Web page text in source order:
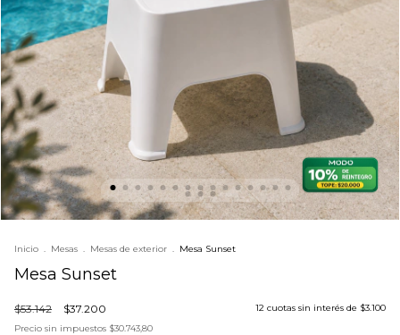
Inicio . Mesas . Mesas de exterior . Mesa Sunset
Mesa Sunset
$53.142 $37.200 12 cuotas sin interés de $3.100
Precio sin impuestos $30.743,80